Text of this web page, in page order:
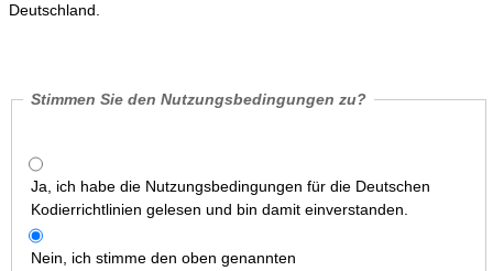
Deutschland.
Stimmen Sie den Nutzungsbedingungen zu?
Ja, ich habe die Nutzungsbedingungen für die Deutschen
Kodierrichtlinien gelesen und bin damit einverstanden.
Nein, ich stimme den oben genannten